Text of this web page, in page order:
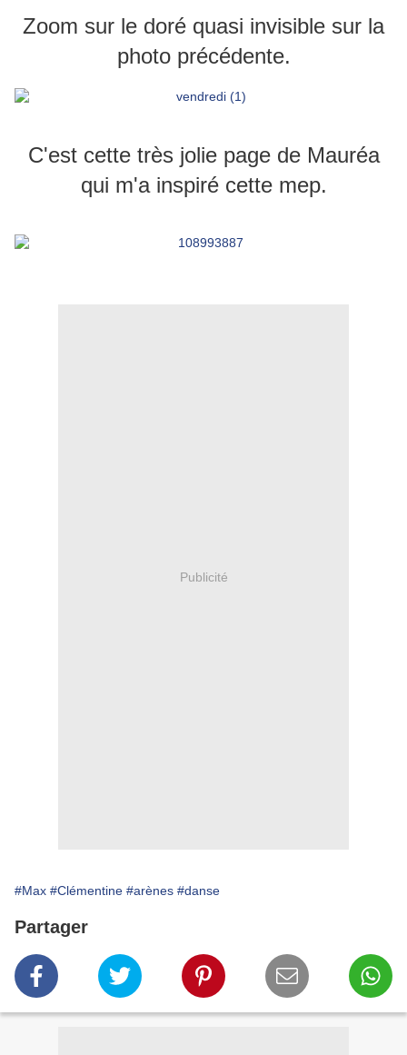
Zoom sur le doré quasi invisible sur la
photo précédente.
C'est cette très jolie page de Mauréa
qui m'a inspiré cette mep.
Publicité
#Max #Clémentine #arènes #danse
Partager